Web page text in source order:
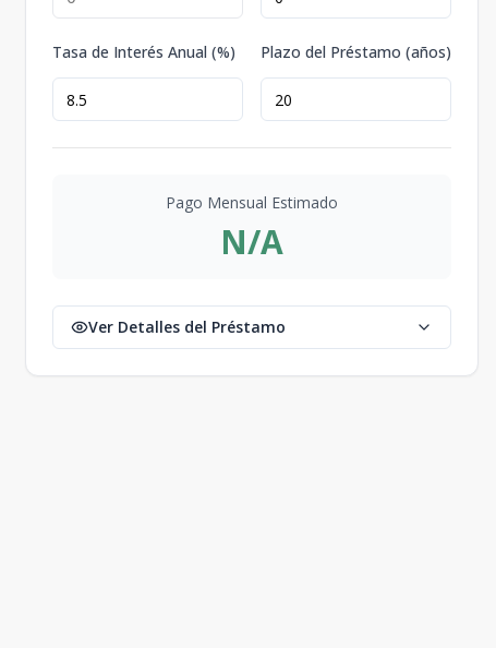
Tasa de Interés Anual (%) Plazo del Préstamo (años)
Pago Mensual Estimado
N/A
Ver Detalles del Préstamo